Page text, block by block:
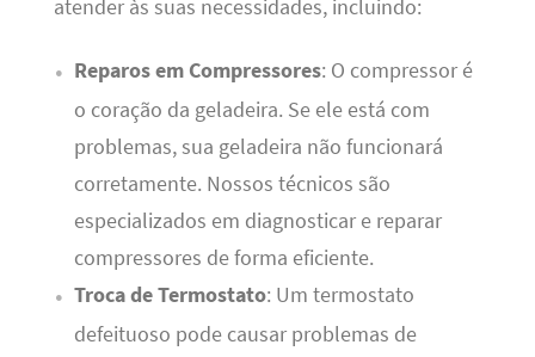
atender às suas necessidades, incluindo:
Reparos em Compressores: O compressor é
o coração da geladeira. Se ele está com
problemas, sua geladeira não funcionará
corretamente. Nossos técnicos são
especializados em diagnosticar e reparar
compressores de forma eficiente.
Troca de Termostato: Um termostato
defeituoso pode causar problemas de